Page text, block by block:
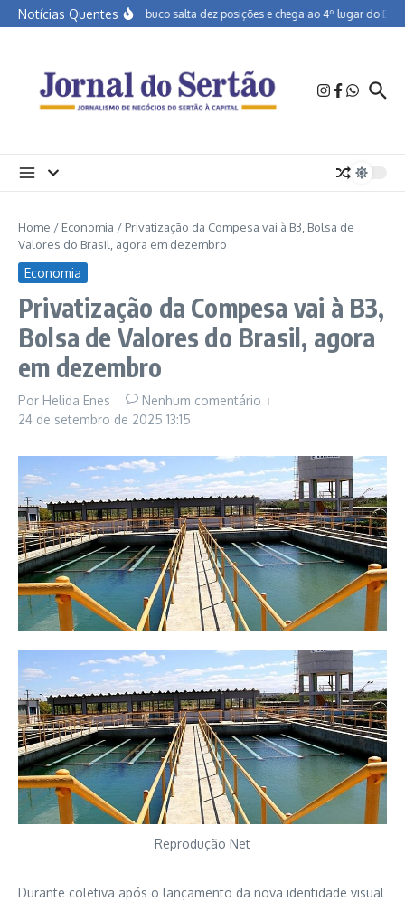
Ir para o conteúdo
Notícias QuentesPernambuco salta dez posições e chega ao 4º lugar do
Home / Economia / Privatização da Compesa vai à B3, Bolsa de
Valores do Brasil, agora em dezembro
Economia
Privatização da Compesa vai à B3,
Bolsa de Valores do Brasil, agora
em dezembro
Por Helida Enes
Nenhum comentário
24 de setembro de 2025 13:15
Reprodução Net
Durante coletiva após o lançamento da nova identidade visual